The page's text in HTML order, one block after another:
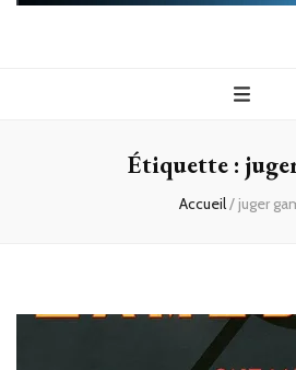
Étiquette :
Accueil/ juger